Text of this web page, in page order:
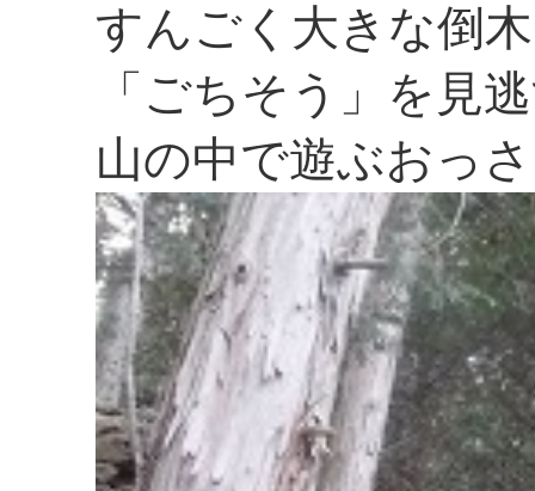
すんごく大きな倒
「ごちそう」を見
山の中で遊ぶおっ